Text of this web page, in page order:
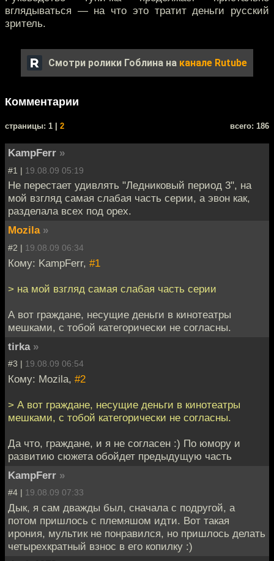
вглядываться — на что это тратит деньги русский
зритель.
Смотри ролики Гоблина на канале Rutube
Комментарии
cтраницы: 1 | 2 всего: 186
KampFerr »
#1 | 19.08.09 05:19
Не перестает удивлять "Ледниковый период 3", на
мой взгляд самая слабая часть серии, а эвон как,
разделала всех под орех.
Mozila »
#2 | 19.08.09 06:34
Кому: KampFerr, #1
> на мой взгляд самая слабая часть серии
А вот граждане, несущие деньги в кинотеатры
мешками, с тобой категорически не согласны.
tirka »
#3 | 19.08.09 06:54
Кому: Mozila, #2
> А вот граждане, несущие деньги в кинотеатры
мешками, с тобой категорически не согласны.
Да что, граждане, и я не согласен :) По юмору и
развитию сюжета обойдет предыдущую часть
KampFerr »
#4 | 19.08.09 07:33
Дык, я сам дважды был, сначала с подругой, а
потом пришлось с племяшом идти. Вот такая
ирония, мультик не понравился, но пришлось делать
четырехкратный взнос в его копилку :)